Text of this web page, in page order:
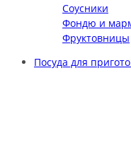
Соусники
Фондю и
Фруктовницы
Посуда для